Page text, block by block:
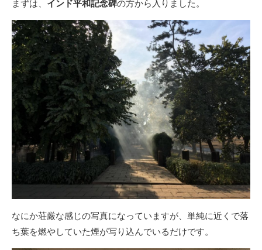
まずは、 インド平和記念碑の方から入りました。
なにか荘厳な感じの写真になっていますが、単純に近くで落
ち葉を燃やしていた煙が写り込んでいるだけです。